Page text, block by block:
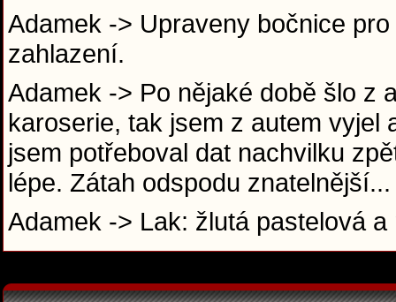
Adamek -> Upraveny bočnice
zahlazení.
Adamek -> Po nějaké době šlo z
karoserie, tak jsem z autem vyjel
jsem potřeboval dat nachvilku
lépe. Zátah odspodu
Adamek -> Lak: žlutá pastelová